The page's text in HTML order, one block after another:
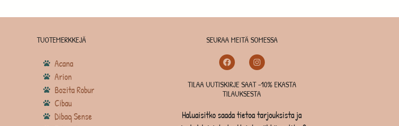
TUOTEMERKKEJÄ
Acana
Arion
Bozita Robur
Cibau
Dibaq Sense
SEURAA MEITÄ SOMESSA
TILAA UUTISKIRJE SAAT -10% EKASTA
TILAUKSESTA
Haluaisitko saada tietoa tarjouksista ja